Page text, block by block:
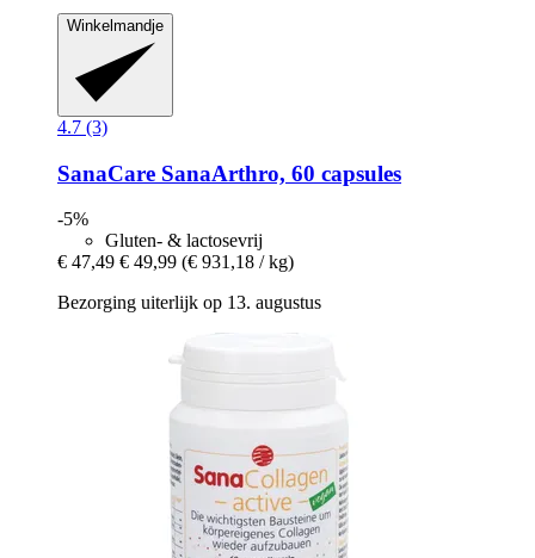
Winkelmandje
4.7 (3)
SanaCare SanaArthro, 60 capsules
-5%
Gluten- & lactosevrij
€ 47,49 € 49,99 (€ 931,18 / kg)
Bezorging uiterlijk op 13. augustus